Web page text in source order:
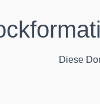
Diese